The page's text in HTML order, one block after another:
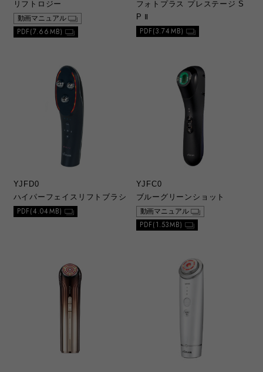
するお問い合わせは当社カスタマーサポート
へお問い合わせください。
1）本ウェブサイトのサービスを利用または利
用できなかったことによって、万が一損害
（データの破損・業務の中断・営業情報の損
失などによる損害を含む）が生じた場合で
も、当社は一切責任を負いませんことをご了
承ください。損害の発生や第三者からの賠償
請求の可能性があることについて、あらかじ
め当社に知らされた場合であっても同様で
f. 複製・複写・改変等の禁止
1）総合カタログ、取扱説明書および別紙類
は、当社が著作権その他の知的財産権を保有
g. お問い合わせ
1）本ウェブサイトに公開されている取扱説明
書について、ご購入のお客さま以外からのお
をご購入されたお客さまを対象としておりま
リフトロジー
動画マニュアル
PDF(7.66MB)
フォトプラス プレステージ S
P Ⅱ
PDF(3.74MB)
YJFD0
ハイパーフェイスリフトブラシ
PDF(4.04MB)
YJFC0
ブルーグリーンショット
動画マニュアル
PDF(1.53MB)